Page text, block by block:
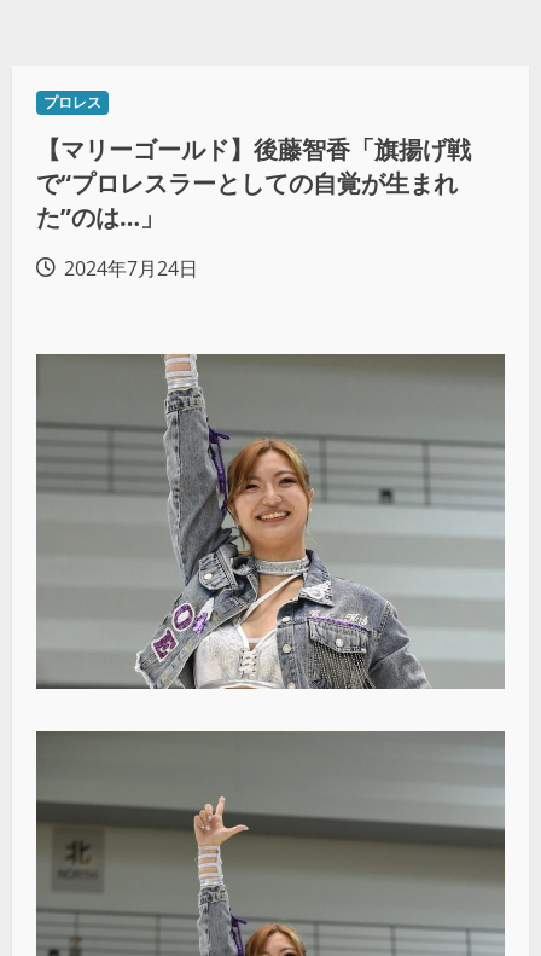
プロレス
【マリーゴールド】後藤智香「旗揚げ戦
で“プロレスラーとしての自覚が生まれ
た”のは…」
2024年7月24日